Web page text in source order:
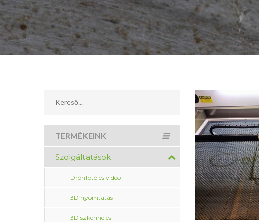
TERMÉKEINK
Szolgáltatások
Drónfotó és videó
3D nyomtatás
3D szkennelés